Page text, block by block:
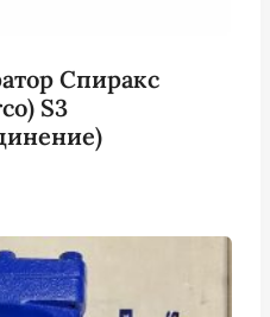
Спиракс
S3